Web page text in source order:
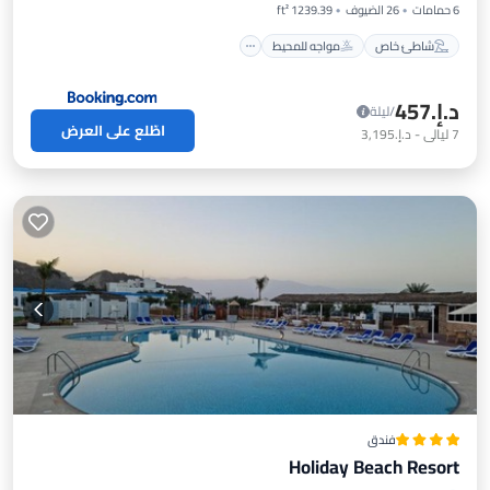
6 حمامات 26 الضيوف
1239.39 ft²
شاطئ خاص
مواجه للمحيط
د.إ.‏457
/ليلة
7ليالي- د.إ.‏3,195 اطّلع على العرض
فندق
Holiday Beach Resort